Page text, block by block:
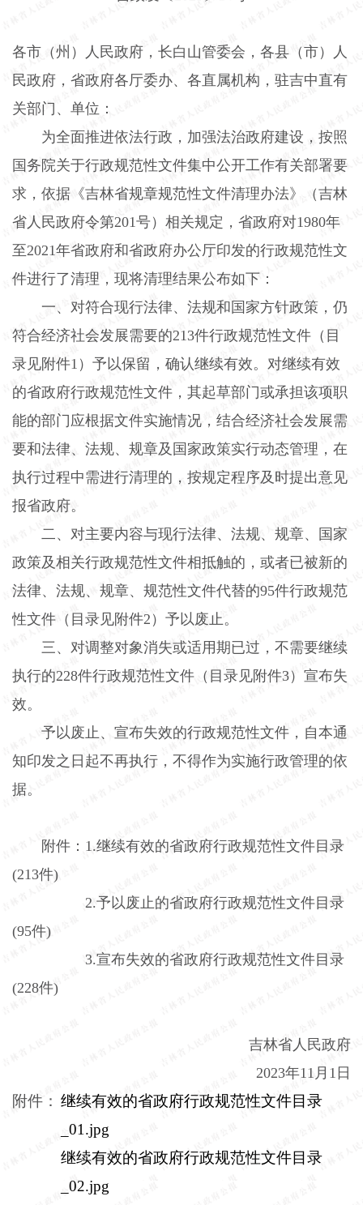
各市（州）人民政府，长白山管委会，各县（市）人
民政府，省政府各厅委办、各直属机构，驻吉中直有
关部门、单位：
为全面推进依法行政，加强法治政府建设，按照
国务院关于行政规范性文件集中公开工作有关部署要
求，依据《吉林省规章规范性文件清理办法》（吉林
省人民政府令第201号）相关规定，省政府对1980年
至2021年省政府和省政府办公厅印发的行政规范性文
件进行了清理，现将清理结果公布如下：
一、对符合现行法律、法规和国家方针政策，仍
符合经济社会发展需要的213件行政规范性文件（目
录见附件1 ）予以保留，确认继续有效。对继续有效
的省政府行政规范性文件，其起草部门或承担该项职
能的部门应根据文件实施情况，结合经济社会发展需
要和法律、法规、规章及国家政策实行动态管理，在
执行过程中需进行清理的，按规定程序及时提出意见
报省政府。
二、对主要内容与现行法律、法规、规章、国家
政策及相关行政规范性文件相抵触的，或者已被新的
法律、法规、规章、规范性文件代替的95件行政规范
性文件（目录见附件2 ）予以废止。
三、对调整对象消失或适用期已过，不需要继续
执行的228件行政规范性文件（目录见附件3）宣布失
效。
予以废止、宣布失效的行政规范性文件，自本通
知印发之日起不再执行，不得作为实施行政管理的依
据。
附件： 1.继续有效的省政府行政规范性文件目录
(213件)
2.予以废止的省政府行政规范性文件目录
(95件)
3.宣布失效的省政府行政规范性文件目录
(228件)
吉林省人民政府
2023年11 月 1 日
附件： 继续有效的省政府行政规范性文件目录
_01.jpg
继续有效的省政府行政规范性文件目录
_02.jpg